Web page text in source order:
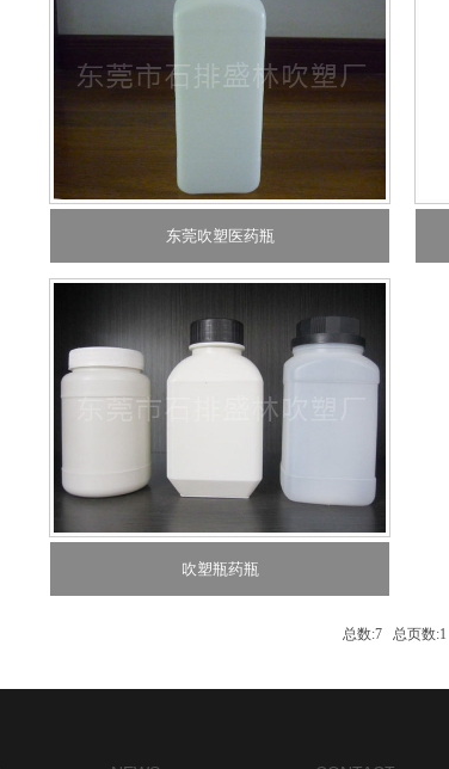
东莞吹塑医药瓶
吹塑瓶药瓶
总数:7 总页数